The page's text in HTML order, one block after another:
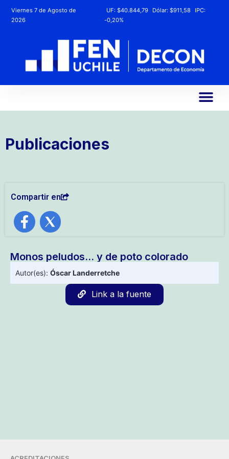
Viernes 7 de Agosto de
2026
UF:$40.844,79 Dólar:$911,58
IPC:
-0,20%
Publicaciones
Compartir en
Monos peludos… y de poto colorado
Autor(es): Óscar Landerretche
Link a la fuente